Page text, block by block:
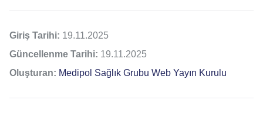
Giriş Tarihi: 19.11.2025
Güncellenme Tarihi: 19.11.2025
Oluşturan: Medipol Sağlık Grubu Web Yayın Kurulu